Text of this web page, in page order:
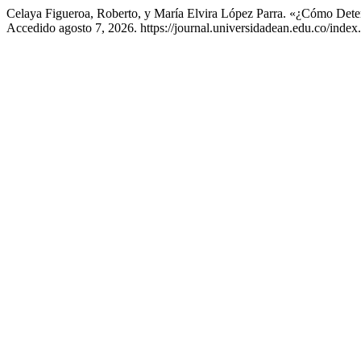
Celaya Figueroa, Roberto, y María Elvira López Parra. «¿Cómo
Accedido agosto 7, 2026. https://journal.universidadean.edu.co/